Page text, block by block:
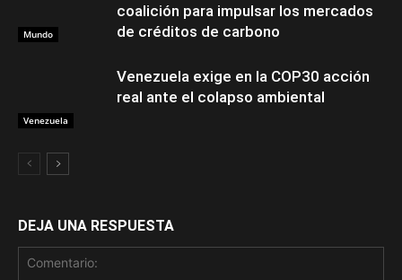
Mundo
coalición para impulsar los mercados
de créditos de carbono
Venezuela
Venezuela exige en la COP30 acción
real ante el colapso ambiental
DEJA UNA RESPUESTA